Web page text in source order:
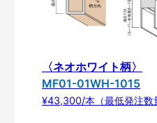
〈ネオホワイト柄〉
MF01-01WH-1015
¥43,300/本（最低発注数